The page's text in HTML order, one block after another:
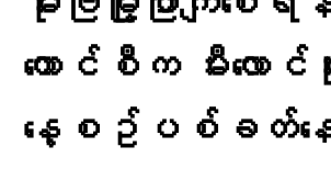
ကောင်စီက မီးလောင်ဗုံ
နေ့စဥ်ပစ်ခတ်န